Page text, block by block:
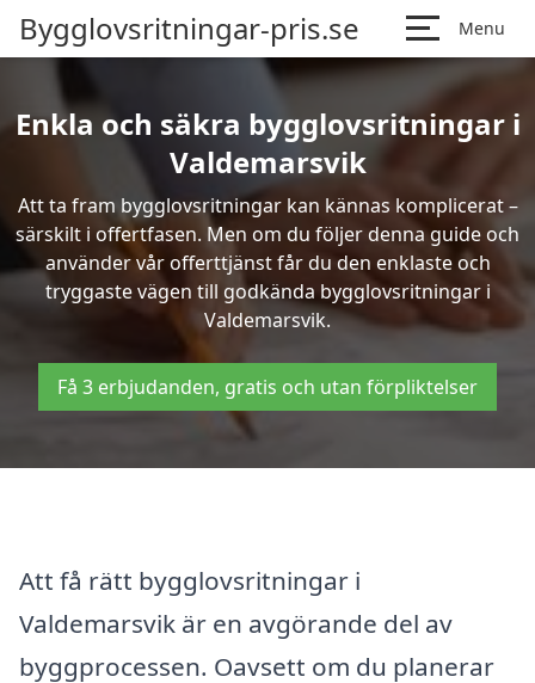
Bygglovsritningar-pris.se Menu
Enkla och säkra bygglovsritningar i
Valdemarsvik
Att ta fram bygglovsritningar kan kännas komplicerat –
särskilt i offertfasen. Men om du följer denna guide och
använder vår offerttjänst får du den enklaste och
tryggaste vägen till godkända bygglovsritningar i
Valdemarsvik.
Få 3 erbjudanden, gratis och utan förpliktelser
Att få rätt bygglovsritningar i
Valdemarsvik är en avgörande del av
byggprocessen. Oavsett om du planerar